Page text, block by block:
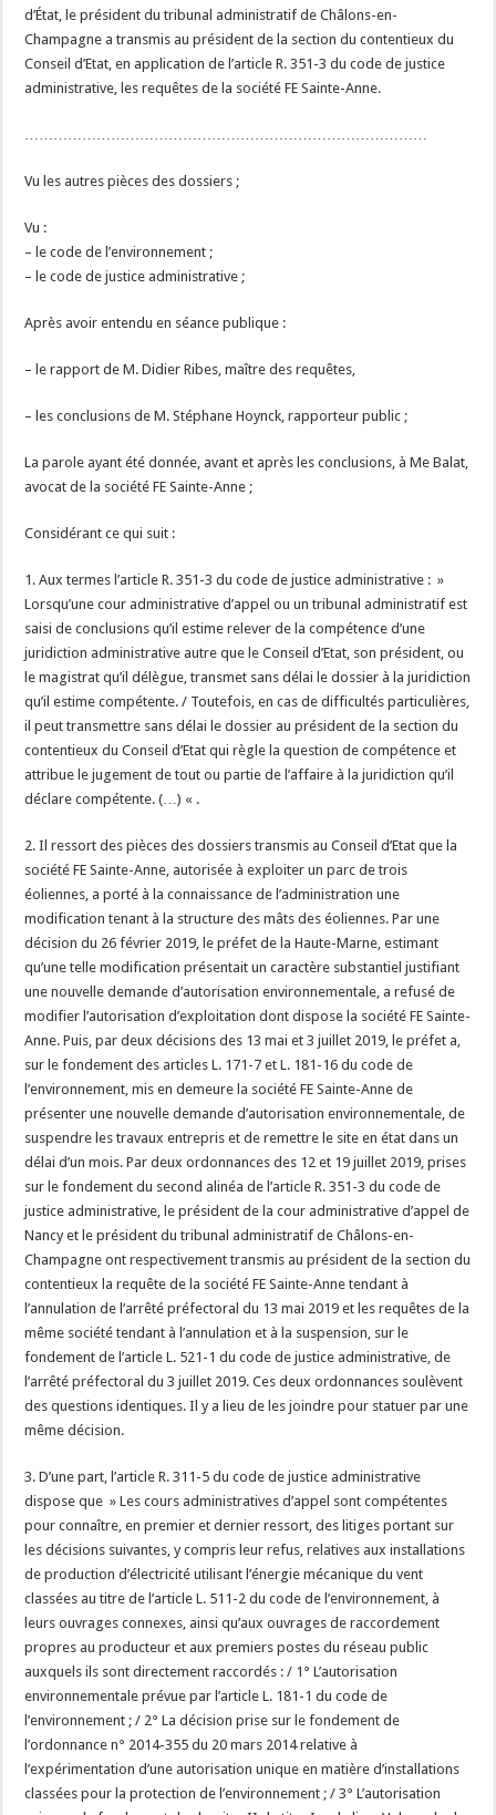
d’État, le président du tribunal administratif de Châlons-en-
Champagne a transmis au président de la section du contentieux du
Conseil d’Etat, en application de l’article R. 351-3 du code de justice
administrative, les requêtes de la société FE Sainte-Anne.
…………………………………………………………………………
Vu les autres pièces des dossiers ;
Vu :
– le code de l’environnement ;
– le code de justice administrative ;
Après avoir entendu en séance publique :
– le rapport de M. Didier Ribes, maître des requêtes,
– les conclusions de M. Stéphane Hoynck, rapporteur public ;
La parole ayant été donnée, avant et après les conclusions, à Me Balat,
avocat de la société FE Sainte-Anne ;
Considérant ce qui suit :
1. Aux termes l’article R. 351-3 du code de justice administrative : »
Lorsqu’une cour administrative d’appel ou un tribunal administratif est
saisi de conclusions qu’il estime relever de la compétence d’une
juridiction administrative autre que le Conseil d’Etat, son président, ou
le magistrat qu’il délègue, transmet sans délai le dossier à la juridiction
qu’il estime compétente. / Toutefois, en cas de difficultés particulières,
il peut transmettre sans délai le dossier au président de la section du
contentieux du Conseil d’Etat qui règle la question de compétence et
attribue le jugement de tout ou partie de l’affaire à la juridiction qu’il
déclare compétente. (…) « .
2. Il ressort des pièces des dossiers transmis au Conseil d’Etat que la
société FE Sainte-Anne, autorisée à exploiter un parc de trois
éoliennes, a porté à la connaissance de l’administration une
modification tenant à la structure des mâts des éoliennes. Par une
décision du 26 février 2019, le préfet de la Haute-Marne, estimant
qu’une telle modification présentait un caractère substantiel justifiant
une nouvelle demande d’autorisation environnementale, a refusé de
modifier l’autorisation d’exploitation dont dispose la société FE Sainte-
Anne. Puis, par deux décisions des 13 mai et 3 juillet 2019, le préfet a,
sur le fondement des articles L. 171-7 et L. 181-16 du code de
l’environnement, mis en demeure la société FE Sainte-Anne de
présenter une nouvelle demande d’autorisation environnementale, de
suspendre les travaux entrepris et de remettre le site en état dans un
délai d’un mois. Par deux ordonnances des 12 et 19 juillet 2019, prises
sur le fondement du second alinéa de l’article R. 351-3 du code de
justice administrative, le président de la cour administrative d’appel de
Nancy et le président du tribunal administratif de Châlons-en-
Champagne ont respectivement transmis au président de la section du
contentieux la requête de la société FE Sainte-Anne tendant à
l’annulation de l’arrêté préfectoral du 13 mai 2019 et les requêtes de la
même société tendant à l’annulation et à la suspension, sur le
fondement de l’article L. 521-1 du code de justice administrative, de
l’arrêté préfectoral du 3 juillet 2019. Ces deux ordonnances soulèvent
des questions identiques. Il y a lieu de les joindre pour statuer par une
même décision.
3. D’une part, l’article R. 311-5 du code de justice administrative
dispose que » Les cours administratives d’appel sont compétentes
pour connaître, en premier et dernier ressort, des litiges portant sur
les décisions suivantes, y compris leur refus, relatives aux installations
de production d’électricité utilisant l’énergie mécanique du vent
classées au titre de l’article L. 511-2 du code de l’environnement, à
leurs ouvrages connexes, ainsi qu’aux ouvrages de raccordement
propres au producteur et aux premiers postes du réseau public
auxquels ils sont directement raccordés : / 1° L’autorisation
environnementale prévue par l’article L. 181-1 du code de
l’environnement ; / 2° La décision prise sur le fondement de
l’ordonnance n° 2014-355 du 20 mars 2014 relative à
l’expérimentation d’une autorisation unique en matière d’installations
classées pour la protection de l’environnement ; / 3° L’autorisation